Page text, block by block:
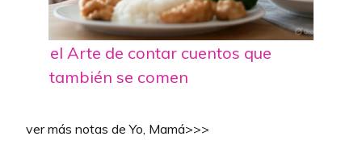
el Arte de contar cuentos que
también se comen
ver más notas de Yo, Mamá>>>